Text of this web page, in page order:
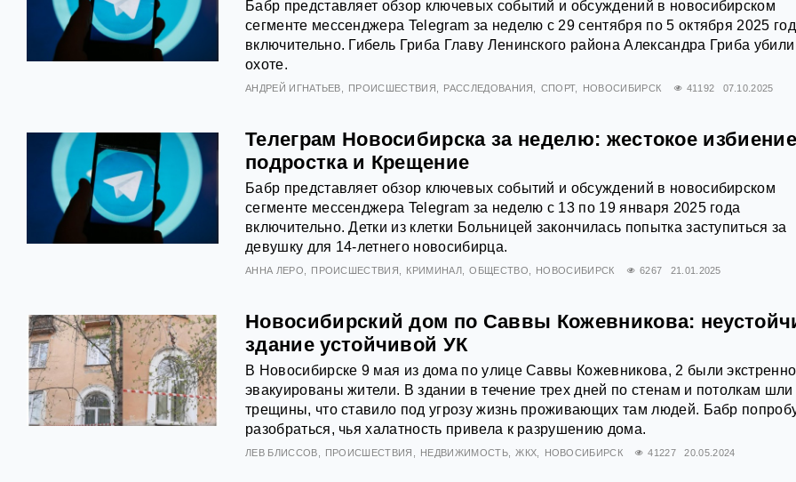
Бабр представляет обзор ключевых событий и обсуждений в новосибирском
сегменте мессенджера Telegram за неделю с 29 сентября по 5 октября 2025
включительно. Гибель Гриба Главу Ленинского района Александра Гриба
охоте.
АНДРЕЙ ИГНАТЬЕВ ПРОИСШЕСТВИЯ РАССЛЕДОВАНИЯ СПОРТ НОВОСИБИРСК 41192 07.10.2025
Телеграм Новосибирска за неделю: жестокое избиение
подростка и Крещение
Бабр представляет обзор ключевых событий и обсуждений в новосибирском
сегменте мессенджера Telegram за неделю с 13 по 19 января 2025 года
включительно. Детки из клетки Больницей закончилась попытка заступиться за
девушку для 14-летнего новосибирца.
АННА ЛЕРО ПРОИСШЕСТВИЯ КРИМИНАЛ ОБЩЕСТВО НОВОСИБИРСК 6267 21.01.2025
Новосибирский дом по Саввы Кожевникова:
здание устойчивой УК
В Новосибирске 9 мая из дома по улице Саввы Кожевникова, 2 были экстренно
эвакуированы жители. В здании в течение трех дней по стенам и потолкам шли
трещины, что ставило под угрозу жизнь проживающих там людей. Бабр
разобраться, чья халатность привела к разрушению дома.
ЛЕВ БЛИССОВ ПРОИСШЕСТВИЯ НЕДВИЖИМОСТЬ ЖКХ НОВОСИБИРСК 41227 20.05.2024